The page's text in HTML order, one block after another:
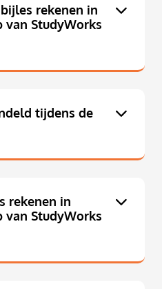
rekenen in
van StudyWorks
tijdens de
rekenen in
van StudyWorks